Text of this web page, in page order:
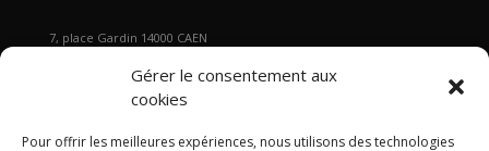
Gérer le consentement aux
cookies
Pour offrir les meilleures expériences, nous utilisons des technologies
7, place Gardin 14000 CAEN
ecretariat@gb2a.fr